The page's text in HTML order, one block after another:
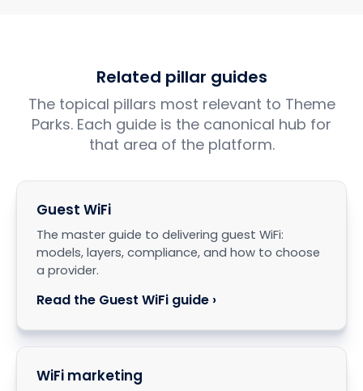
Related pillar guides
The topical pillars most relevant to Theme
Parks. Each guide is the canonical hub for
that area of the platform.
Guest WiFi
The master guide to delivering guest WiFi:
models, layers, compliance, and how to choose
a provider.
Read the Guest WiFi guide ›
WiFi marketing